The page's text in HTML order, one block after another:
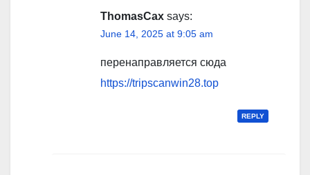
ThomasCax says:
June 14, 2025 at 9:05 am
перенаправляется сюда
https://tripscanwin28.top
REPLY